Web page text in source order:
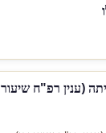
(ענין רפ"ח שיעור